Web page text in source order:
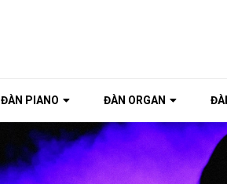
ĐÀN PIANO ĐÀN ORGAN